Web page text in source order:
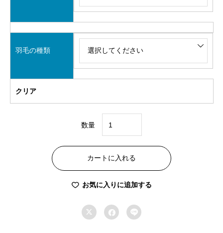
羽毛の種類
クリア
数量
ー
ダ
ー
メ
ド
カートに入れる
お気に入りに追加する
  